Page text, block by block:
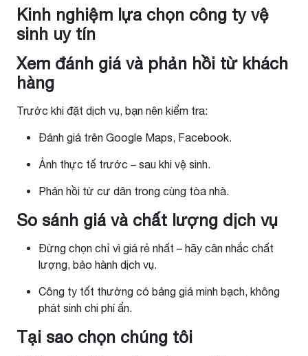
Kinh nghiệm lựa chọn công ty vệ
sinh uy tín
Xem đánh giá và phản hồi từ khách
hàng
Trước khi đặt dịch vụ, bạn nên kiểm tra:
Đánh giá trên Google Maps, Facebook.
Ảnh thực tế trước – sau khi vệ sinh.
Phản hồi từ cư dân trong cùng tòa nhà.
So sánh giá và chất lượng dịch vụ
Đừng chọn chỉ vì giá rẻ nhất – hãy cân nhắc chất
lượng, bảo hành dịch vụ.
Công ty tốt thường có bảng giá minh bạch, không
phát sinh chi phí ẩn.
Tại sao chọn chúng tôi